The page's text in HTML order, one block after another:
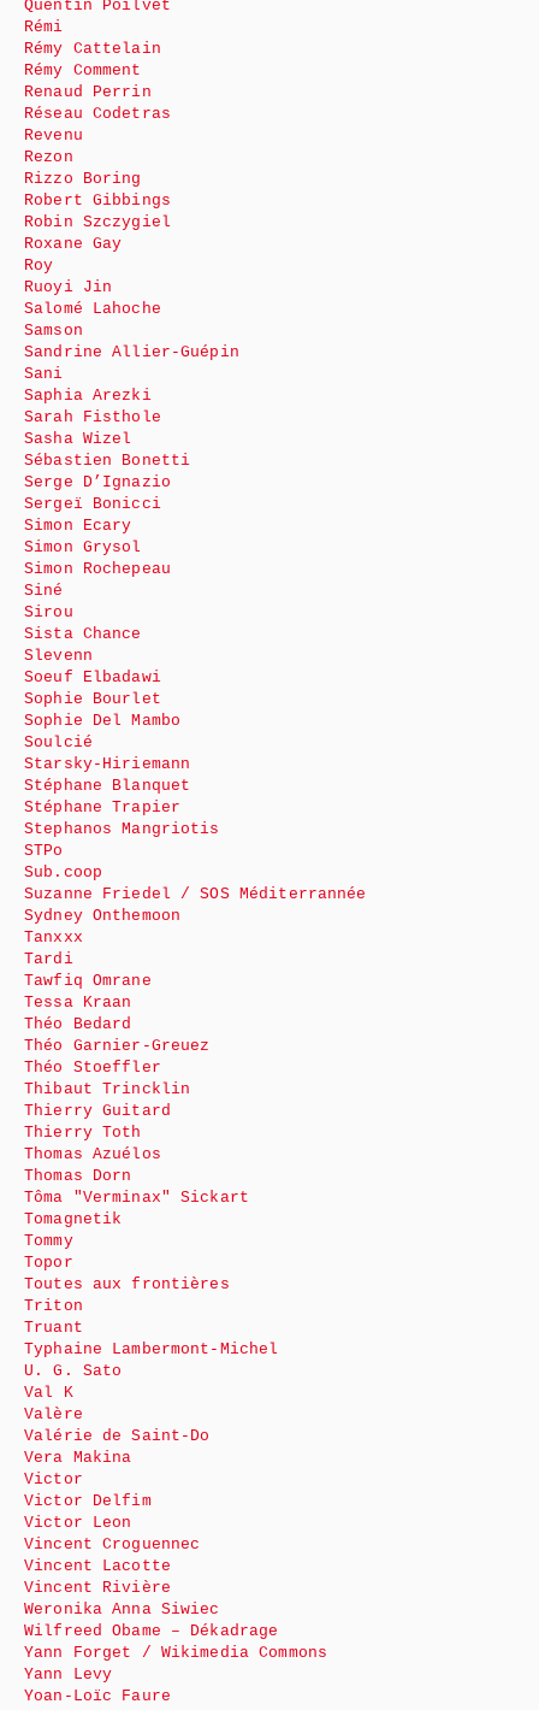
Quentin Poilvet
Rémi
Rémy Cattelain
Rémy Comment
Renaud Perrin
Réseau Codetras
Revenu
Rezon
Rizzo Boring
Robert Gibbings
Robin Szczygiel
Roxane Gay
Roy
Ruoyi Jin
Salomé Lahoche
Samson
Sandrine Allier-Guépin
Sani
Saphia Arezki
Sarah Fisthole
Sasha Wizel
Sébastien Bonetti
Serge D’Ignazio
Sergeï Bonicci
Simon Ecary
Simon Grysol
Simon Rochepeau
Siné
Sirou
Sista Chance
Slevenn
Soeuf Elbadawi
Sophie Bourlet
Sophie Del Mambo
Soulcié
Starsky-Hiriemann
Stéphane Blanquet
Stéphane Trapier
Stephanos Mangriotis
STPo
Sub.coop
Suzanne Friedel / SOS Méditerrannée
Sydney Onthemoon
Tanxxx
Tardi
Tawfiq Omrane
Tessa Kraan
Théo Bedard
Théo Garnier-Greuez
Théo Stoeffler
Thibaut Trincklin
Thierry Guitard
Thierry Toth
Thomas Azuélos
Thomas Dorn
Tôma "Verminax" Sickart
Tomagnetik
Tommy
Topor
Toutes aux frontières
Triton
Truant
Typhaine Lambermont-Michel
U. G. Sato
Val K
Valère
Valérie de Saint-Do
Vera Makina
Victor
Victor Delfim
Victor Leon
Vincent Croguennec
Vincent Lacotte
Vincent Rivière
Weronika Anna Siwiec
Wilfreed Obame – Dékadrage
Yann Forget / Wikimedia Commons
Yann Levy
Yoan-Loïc Faure